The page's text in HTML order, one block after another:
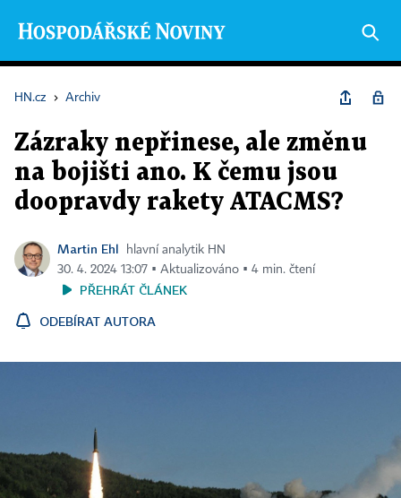
HN.cz › Archiv
Zázraky nepřinese, ale změnu
na bojišti ano. K čemu jsou
doopravdy rakety ATACMS?
Martin Ehl
hlavní analytik HN
30. 4. 2024 13:07 ▪ Aktualizováno ▪ 4 min. čtení
PŘEHRÁT ČLÁNEK
ODEBÍRAT AUTORA